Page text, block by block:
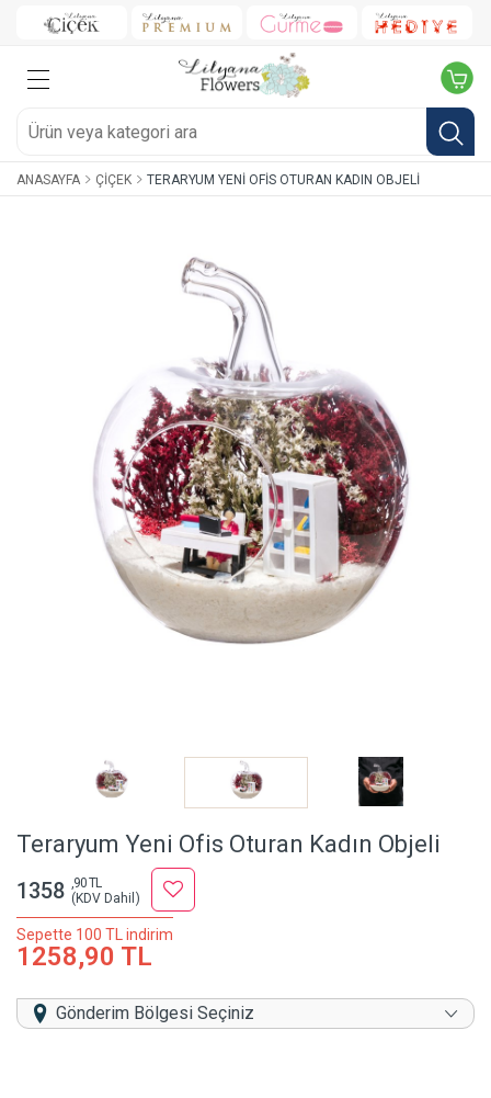
ANASAYFA ÇIÇEK TERARYUM YENI OFIS OTURAN KADIN OBJELI
Teraryum Yeni Ofis Oturan Kadın Objeli
1358 ,90 TL
(KDV Dahil)
Sepette 100 TL indirim
1258,90 TL
Gönderim Bölgesi Seçiniz